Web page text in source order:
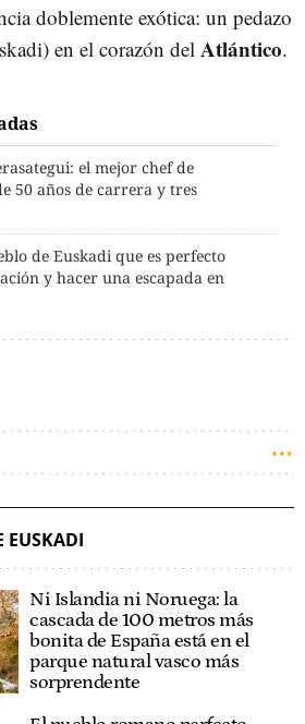
doblemente exótica: un pedazo
en el corazón del Atlántico.
el mejor chef de
50 años de carrera y tres
de Euskadi que es perfecto
y hacer una escapada en
EUSKADI
Ni Islandia ni Noruega: la
cascada de 100 metros más
bonita de España está en el
parque natural vasco más
sorprendente